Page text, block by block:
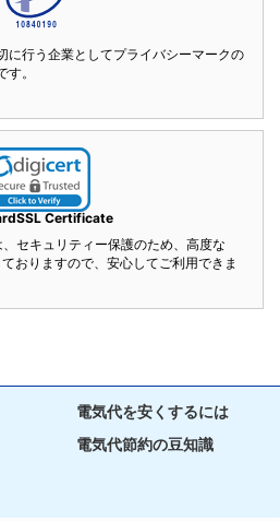
に行う企業としてプライバシーマークの
。
Certificate
セキュリティー保護のため、高度な
おりますので、安心してご利用できま
電気代を安くするには
電気代節約の豆知識